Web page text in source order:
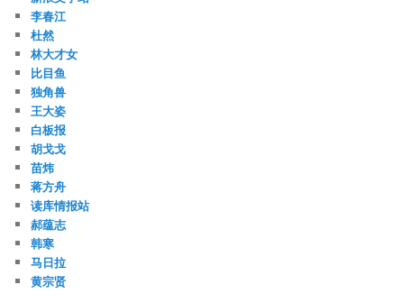
李春江
杜然
林大才女
比目鱼
独角兽
王大姿
白板报
胡戈戈
苗炜
蒋方舟
读库情报站
郝蕴志
韩寒
马日拉
黄宗贤